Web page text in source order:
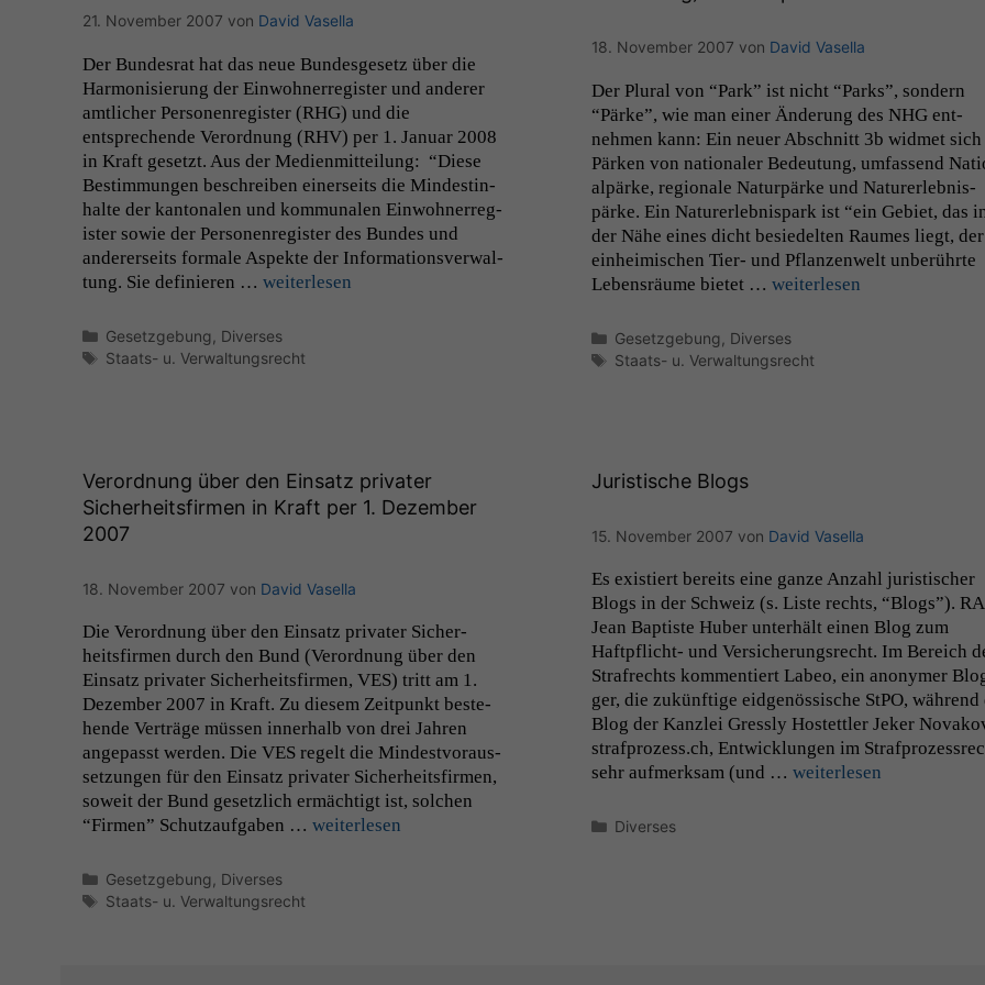
21. November 2007 von David Vasella
Der Bun­desrat hat das neue Bun­des­ge­setz über die
Har­mon­isierung der Ein­wohn­erreg­is­ter und ander­er
amtlich­er Per­so­n­en­reg­is­ter (RHG) und die
entsprechende Verord­nung (RHV) per 1. Jan­u­ar 2008
in Kraft geset­zt. Aus der Medi­en­mit­teilung: “Diese
Bes­tim­mungen beschreiben ein­er­seits die Min­des­tin­
halte der kan­tonalen und kom­mu­nalen Ein­wohn­erreg­
is­ter sowie der Per­so­n­en­reg­is­ter des Bun­des und
ander­er­seits for­male Aspek­te der Infor­ma­tionsver­wal­
tung. Sie definieren … weit­er­lesen
Kategorien
Gesetzgebung Diverses
Schlagwörter
Staats- u. Verwaltungsrecht
18. November 2007 von David Vasella
Der Plur­al von “Park” ist nicht “Parks”, son­dern
“Pärke”, wie man ein­er Änderung des NHGent­
nehmen kann: Ein neuer Abschnitt 3b wid­met sich
Pärken von nationaler Bedeu­tung, umfassend
alpärke, regionale Natur­pärke und Natur­erleb­nis­
pärke. Ein Natur­erleb­nis­park ist “ein Gebi­et, das
der Nähe eines dicht besiedel­ten Raumes liegt, der
ein­heimis­chen Tier- und Pflanzen­welt unberührte
Leben­sräume bietet … weit­er­lesen
Kategorien
Gesetzgebung Diverses
Schlagwörter
Staats- u. Verwaltungsrecht
Verordnung über den Einsatz privater
Sicherheitsfirmen in Kraft per 1. Dezember
2007
18. November 2007 von David Vasella
Die Verord­nung über den Ein­satz pri­vater Sicher­
heits­fir­men durch den Bund (Verord­nung über den
Ein­satz pri­vater Sicher­heits­fir­men, VES) tritt am 1.
Dezem­ber 2007 in Kraft. Zu diesem Zeit­punkt beste­
hende Verträge müssen inner­halb von drei Jahren
angepasst wer­den. Die VESregelt die Min­destvo­raus­
set­zun­gen für den Ein­satz pri­vater Sicher­heits­fir­men,
soweit der Bund geset­zlich ermächtigt ist, solchen
“Fir­men” Schutza­uf­gaben … weit­er­lesen
Kategorien
Gesetzgebung, Diverses
Schlagwörter
Staats- u. Verwaltungsrecht
Juristische Blogs
15. November 2007 von David Vasella
Es existiert bere­its eine ganze Anzahl juris­tis­ch­er
Blogs in der Schweiz (s. Liste rechts, “Blogs”). RA
Jean Bap­tiste Huber unter­hält einen Blog zum
Haftpflicht- und Ver­sicherungsrecht. Im Bere­ich
Strafrechts kom­men­tiert Labeo, ein anonymer
ger, die zukün­ftige eid­genös­sis­che StPO, während
Blog der Kan­zlei Gress­ly Hostet­tler Jek­er
strafprozess.ch, Entwick­lun­gen im
sehr aufmerk­sam (und … weit­er­lesen
Kategorien
Diverses
damit die
korrekt
angezeigt
werden kann.
Statistiken
Um unsere
Website zu
verbessern,